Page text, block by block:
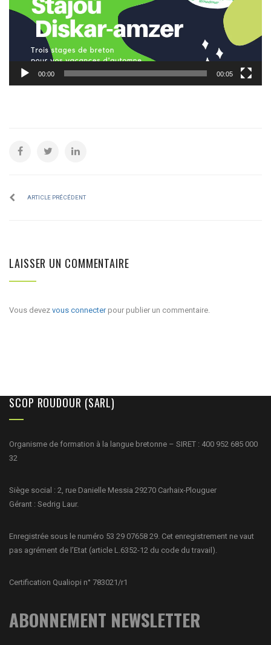
00:00 00:05
ARTICLE PRÉCÉDENT
LAISSER UN COMMENTAIRE
Vous devez vous connecterpour publier un commentaire.
SCOP ROUDOUR (SARL)
Organisme de formation à la langue bretonne – SIRET : 400 952 685 000
32
Siège social : 2, rue Danielle Messia 29270 Carhaix-Plouguer
Gérant : Sedrig Laur.
Enregistrée sous le numéro 53 29 07658 29. Cet enregistrement ne vaut
pas agrément de l’Etat (article L.6352-12 du code du travail).
Certification Qualiopi n° 783021/r1
ABONNEMENT NEWSLETTER